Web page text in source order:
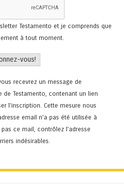
Testamento et je comprends que
à tout moment.
recevrez un message de
de Testamento, contenant un lien
l'inscription. Cette mesure nous
email n’a pas été utilisée à
ce mail, contrôlez l’adresse
indésirables.